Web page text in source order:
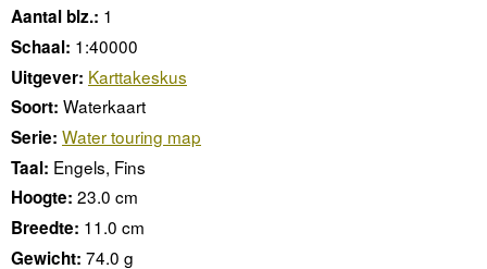
Aantal blz.: 1
Schaal: 1:40000
Uitgever: Karttakeskus
Soort: Waterkaart
Serie: Water touring map
Taal: Engels, Fins
Hoogte: 23.0 cm
Breedte: 11.0 cm
Gewicht: 74.0 g